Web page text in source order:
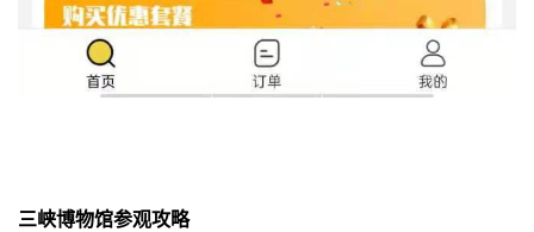
三峡博物馆参观攻略